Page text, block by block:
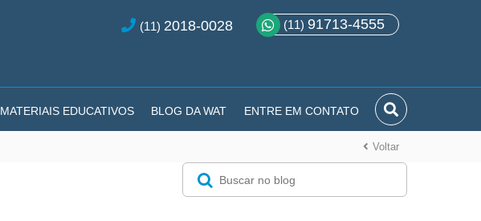
(11) 91713-4555
(11) 2018-0028
MATERIAIS EDUCATIVOS BLOG DA WAT ENTRE EM CONTATO
Voltar